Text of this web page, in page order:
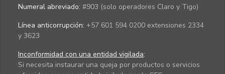
Numeral abreviado: #903 (solo operadores Claro y Tigo)
Línea anticorrupción: +57 601 594 0200 extensiones 2334
y 3623
Inconformidad con una entidad vigilada:
Si necesita instaurar una queja por productos o servicios